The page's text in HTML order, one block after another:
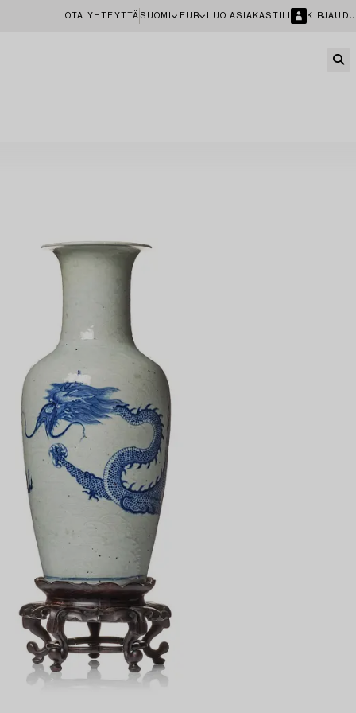
OTA YHTEYTTÄ SUOMI EUR LUO ASIAKASTILI KIRJAUDU